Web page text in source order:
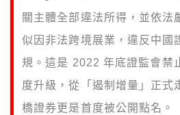
關主體全部違法所得，並依法
似因非法跨境展業，違反中國
規。這是 2022 年底證監會禁
度升級，從「遏制增量」正式
橋證券更是首度被公開點名。